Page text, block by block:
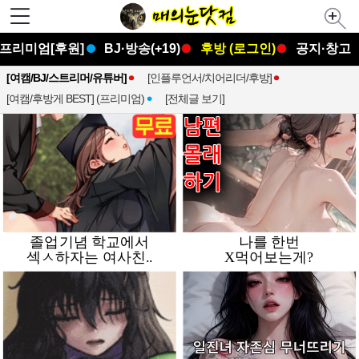
프리미엄[후원] BJ·방송(+19) 후방 (로그인) 공지·창고
[여캠/BJ/스트리머/유튜버]
[인플루언서/치어리더/후방]
[여캠/후방게 BEST] (프리미엄)
[전체글 보기]